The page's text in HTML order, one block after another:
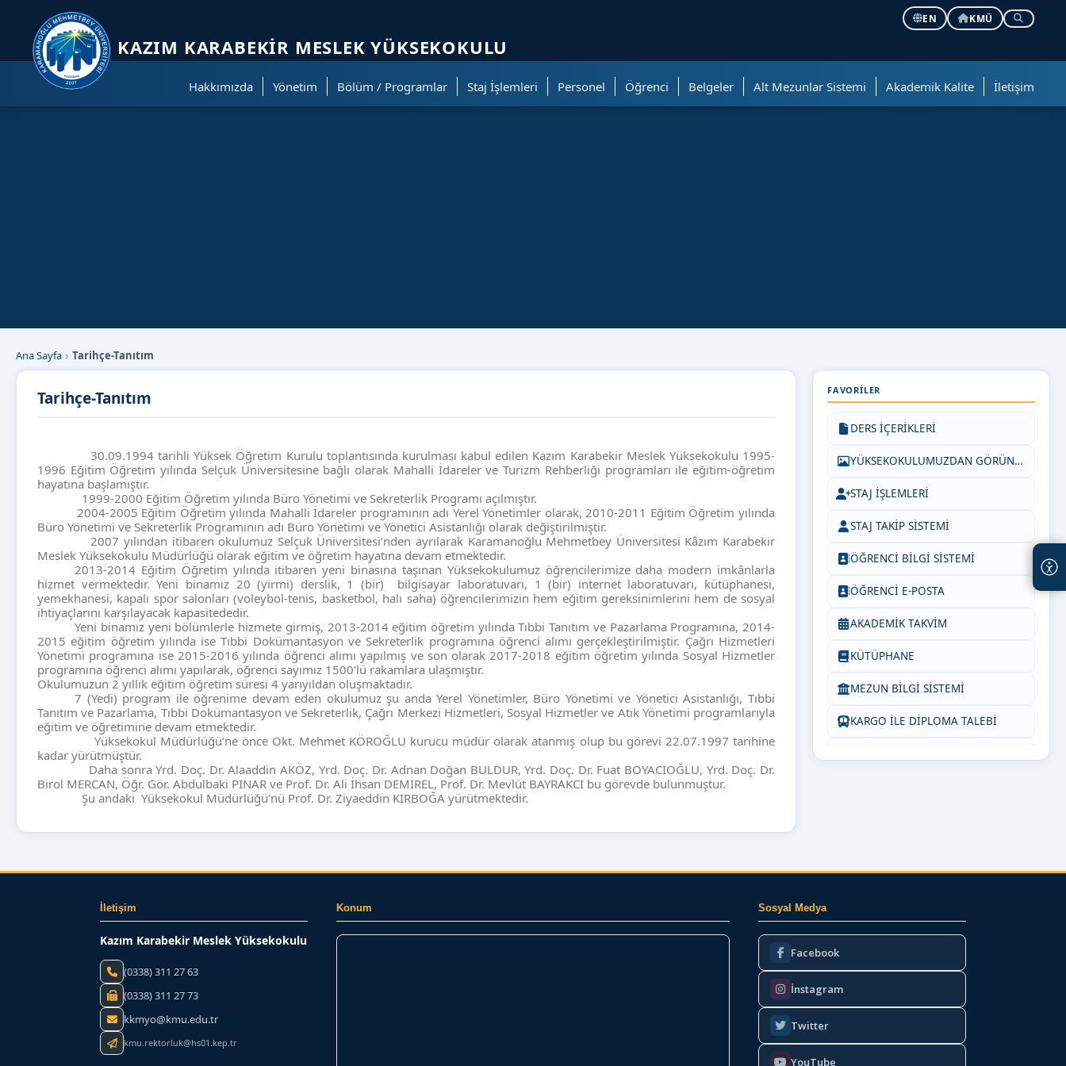
EN
KMÜ
KAZIM KARABEKIR MESLEK YÜKSEKOKULU
Hakkımızda Yönetim Bölüm / Programlar Staj İşlemleri Personel Öğrenci Belgeler Alt Mezunlar Sistemi Akademik Kalite İletişim
Ana Sayfa Tarihçe-Tanıtım
Tarihçe-Tanıtım
30.09.1994 tarihli Yüksek Öğretim Kurulu toplantısında kurulması kabul edilen Kazım Karabekir Meslek Yüksekokulu 1995-
1996 Eğitim Öğretim yılında Selçuk Üniversitesine bağlı olarak Mahalli İdareler ve Turizm Rehberliği programları ile eğitim-öğretim
hayatına başlamıştır.
1999-2000 Eğitim Öğretim yılında Büro Yönetimi ve Sekreterlik Programı açılmıştır.
2004-2005 Eğitim Öğretim yılında Mahalli İdareler programının adı Yerel Yönetimler olarak, 2010-2011 Eğitim Öğretim yılında
Büro Yönetimi ve Sekreterlik Programının adı Büro Yönetimi ve Yönetici Asistanlığı olarak değiştirilmiştir.
2007 yılından itibaren okulumuz Selçuk Üniversitesi’nden ayrılarak Karamanoğlu Mehmetbey Üniversitesi Kâzım Karabekir
Meslek Yüksekokulu Müdürlüğü olarak eğitim ve öğretim hayatına devam etmektedir.
2013-2014 Eğitim Öğretim yılında itibaren yeni binasına taşınan Yüksekokulumuz öğrencilerimize daha modern imkânlarla
hizmet vermektedir. Yeni binamız 20 (yirmi) derslik, 1 (bir)
bilgisayar laboratuvarı, 1 (bir) internet laboratuvarı, kütüphanesi,
yemekhanesi, kapalı spor salonları (voleybol-tenis, basketbol, halı saha) öğrencilerimizin hem eğitim gereksinimlerini hem de sosyal
ihtiyaçlarını karşılayacak kapasitededir.
Yeni binamız yeni bölümlerle hizmete girmiş, 2013-2014 eğitim öğretim yılında Tıbbi Tanıtım ve Pazarlama Programına, 2014-
2015 eğitim öğretim yılında ise Tıbbi Dokümantasyon ve Sekreterlik programına öğrenci alımı gerçekleştirilmiştir. Çağrı Hizmetleri
Yönetimi programına ise 2015-2016 yılında öğrenci alımı yapılmış ve son olarak 2017-2018 eğitim öğretim yılında Sosyal Hizmetler
programına öğrenci alımı yapılarak, öğrenci sayımız 1500'lü rakamlara ulaşmıştır.
Okulumuzun 2 yıllık eğitim öğretim süresi 4 yarıyıldan oluşmaktadır.
7 (Yedi) program ile öğrenime devam eden okulumuz şu anda Yerel Yönetimler, Büro Yönetimi ve Yönetici Asistanlığı, Tıbbi
Tanıtım ve Pazarlama, Tıbbi Dokümantasyon ve Sekreterlik, Çağrı Merkezi Hizmetleri, Sosyal Hizmetler ve Atık Yönetimi programlarıyla
eğitim ve öğretimine devam etmektedir.
Yüksekokul Müdürlüğü’ne önce Okt. Mehmet KÖROĞLU kurucu müdür olarak atanmış olup bu görevi 22.07.1997 tarihine
kadar yürütmüştür.
Daha sonra Yrd. Doç. Dr. Alaaddin AKÖZ, Yrd. Doç. Dr. Adnan Doğan BULDUR, Yrd. Doç. Dr. Fuat BOYACIOĞLU, Yrd. Doç. Dr.
Birol MERCAN, Öğr. Gör. Abdulbaki PINAR ve Prof. Dr. Ali İhsan DEMİREL, Prof. Dr. Mevlüt BAYRAKCI bu görevde bulunmuştur.
Şu andaki Yüksekokul Müdürlüğü'nü Prof. Dr. Ziyaeddin KIRBOĞA yürütmektedir.
FAVORILER
DERS İÇERİKLERİ
YÜKSEKOKULUMUZDAN GÖRÜNTÜLER
STAJ İŞLEMLERİ
STAJ TAKİP SİSTEMİ
ÖĞRENCİ BİLGİ SİSTEMİ
ÖĞRENCİ E-POSTA
AKADEMİK TAKVİM
KÜTÜPHANE
MEZUN BİLGİ SİSTEMİ
KARGO İLE DİPLOMA TALEBİ
İletişim
Kazım Karabekir Meslek Yüksekokulu
(0338) 311 27 63
(0338) 311 27 73
kkmyo@kmu.edu.tr
kmu.rektorluk@hs01.kep.tr
Konum Sosyal Medya
Facebook
İnstagram
Twitter
YouTube